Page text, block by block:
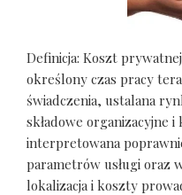
Definicja: Koszt
określony czas pracy
świadczenia, ustalana
składowe organizacyjne
interpretowana
parametrów usługi oraz
lokalizacja i koszty